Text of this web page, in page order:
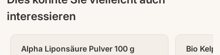
interessieren
Alpha Liponsäure Pulver 100 g Bio Kelp